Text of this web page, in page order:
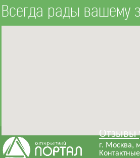
Всегда рады вашему
Отзывы
г. Москва,